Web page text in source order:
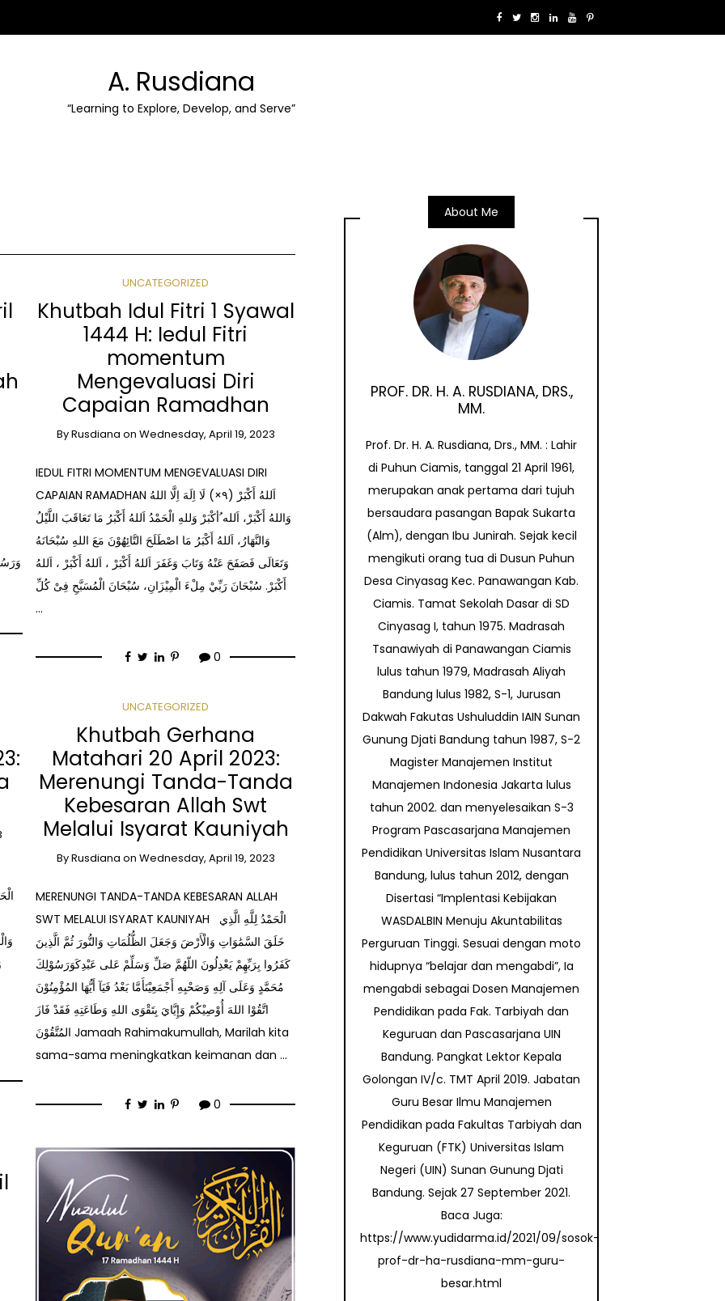
A. Rusdiana
“Learning to Explore, Develop, and Serve”
UNCATEGORIZED
Khutbah Idul Fitri 1 Syawal
1444 H: Iedul Fitri
momentum
Mengevaluasi Diri
Capaian Ramadhan
ByRusdiana on Wednesday, April 19, 2023
IEDUL FITRI MOMENTUM MENGEVALUASI DIRI
CAPAIAN RAMADHAN اَللهُ أَكْبَرْ (٩×) لَا اِلَهَ اِلَّا اللهُ
وَاللهُ أَكْبَرْ، اَلله ُأكْبَرْ وَللهِ الْحَمْدُ اَللهُ أَكْبَرُ مَا تَعَاقَبَ اللَّيْلُ
وَالنَّهَارُ، اَللهُ أَكْبَرُ مَا اصْطَلَحَ التَّائِهُوْنَ مَعَ اللهِ سُبْحَانَهُ
وَتَعَالَى فَصَفَحَ عَنْهُ وَتَابَ وَغَفَرَ اَللهُ أَكْبَرْ ، اَللهُ أَكْبَرْ ، اَللهُ
أَكْبَرْ. سُبْحَانَ رَبِّيْ مِلْءَ الْمِيْزَانِ، سُبْحَانَ الْمُسَبَّحِ فِىْ كُلِّ
…
0
UNCATEGORIZED
Khutbah Gerhana
Matahari 20 April 2023:
Merenungi Tanda-Tanda
Kebesaran Allah Swt
Melalui Isyarat Kauniyah
ByRusdiana on Wednesday, April 19, 2023
MERENUNGI TANDA-TANDA KEBESARAN ALLAH
SWT MELALUI ISYARAT KAUNIYAH الْحَمْدُ لِلَّهِ الَّذِي
خَلَقَ السَّمَٰوَاتِ وَالْأَرْضَ وَجَعَلَ الظُّلُمَاتِ وَالنُّورَ ثُمَّ الَّذِينَ
كَفَرُوا بِرَبِّهِمْ يَعْدِلُونَ اللّهُمَّ صَلِّ وَسَلِّمْ عَلى عَبْدِكَوَرَسُوْلِكَ
مُحَمَّدٍ وَعَلَى آلِهِ وَصَحْبِهِ أَجْمَعِيْنَأَمَّا بَعْدُ فَيَآ أَيُّهَا المُؤْمِنُوْنَ
اتَّقُوْا اللهَ أُوْصِيْكُمْ وَإِيَّايَ بِتَقْوَى اللهِ وَطَاعَتِهِ فَقَدْ فَازَ
المُتَّقُوْنَ Jamaah Rahimakumullah, Marilah kita
sama-sama meningkatkan keimanan dan …
0
About Me
PROF. DR. H. A. RUSDIANA, DRS.,
MM.
Prof. Dr. H. A. Rusdiana, Drs., MM. : Lahir
di Puhun Ciamis, tanggal 21 April 1961,
merupakan anak pertama dari tujuh
bersaudara pasangan Bapak Sukarta
(Alm), dengan Ibu Junirah. Sejak kecil
mengikuti orang tua di Dusun Puhun
Desa Cinyasag Kec. Panawangan Kab.
Ciamis. Tamat Sekolah Dasar di SD
Cinyasag I, tahun 1975. Madrasah
Tsanawiyah di Panawangan Ciamis
lulus tahun 1979, Madrasah Aliyah
Bandung lulus 1982, S-1, Jurusan
Dakwah Fakutas Ushuluddin IAIN Sunan
Gunung Djati Bandung tahun 1987, S-2
Magister Manajemen Institut
Manajemen Indonesia Jakarta lulus
tahun 2002. dan menyelesaikan S-3
Program Pascasarjana Manajemen
Pendidikan Universitas Islam Nusantara
Bandung, lulus tahun 2012, dengan
Disertasi “Implentasi Kebijakan
WASDALBIN Menuju Akuntabilitas
Perguruan Tinggi. Sesuai dengan moto
hidupnya “belajar dan mengabdi”, Ia
mengabdi sebagai Dosen Manajemen
Pendidikan pada Fak. Tarbiyah dan
Keguruan dan Pascasarjana UIN
Bandung. Pangkat Lektor Kepala
Golongan IV/c. TMT April 2019. Jabatan
Guru Besar Ilmu Manajemen
Pendidikan pada Fakultas Tarbiyah dan
Keguruan (FTK) Universitas Islam
Negeri (UIN) Sunan Gunung Djati
Bandung. Sejak 27 September 2021.
Baca Juga:
https://www.yudidarma.id/2021/09/sosok-
prof-dr-ha-rusdiana-mm-guru-
besar.html